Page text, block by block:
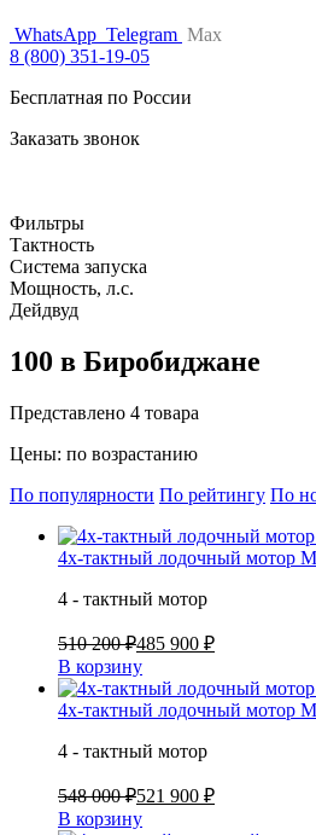
WhatsApp Telegram Max
8 (800) 351-19-05
Бесплатная по России
Заказать звонок
Фильтры
Тактность
Система запуска
Мощность, л.с.
Дейдвуд
100 в Биробиджане
Представлено 4 товара
Цены: по возрастанию
По популярности По рейтингу По
4х-тактный лодочный мотор
4 - тактный мотор
510 200 ₽485 900 ₽
В корзину
4х-тактный лодочный мотор
4 - тактный мотор
548 000 ₽521 900 ₽
В корзину